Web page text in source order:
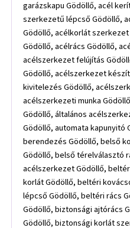
garázskapu Gödöllő, acél
szerkezetű lépcső Gödöllő,
Gödöllő, acélkorlát
Gödöllő, acélrács Gödöllő,
acélszerkezet felújítás
Gödöllő, acélszerkezet
kivitelezés Gödöllő,
acélszerkezeti munka
Gödöllő, általános
Gödöllő, automata kapunyitó
berendezés Gödöllő, belső
Gödöllő, belső térelválasztó
acélszerkezet Gödöllő,
korlát Gödöllő, beltéri
lépcső Gödöllő, beltéri rács
Gödöllő, biztonsági ajtórács
Gödöllő, biztonsági korlát